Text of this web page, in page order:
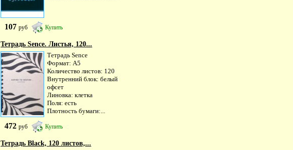
107руб Купить
Тетрадь Sence. Листья, 120...
Тетрадь Sence
Формат: А5
Количество листов: 120
Внутренний блок: белый
офсет
Линовка: клетка
Поля: есть
Плотность бумаги:...
472руб Купить
Тетрадь Black, 120 листов,...